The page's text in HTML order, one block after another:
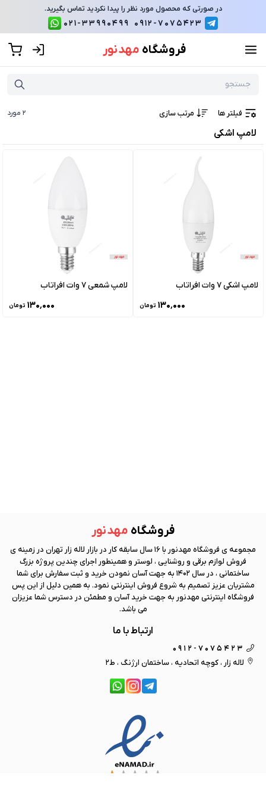
در صورتی که محصول مورد نظر را پیدا نکردید تماس بگیرید.
0912-7075423
021-33990499
فروشگاه مهد نور
فیلتر ها مرتب سازی 2 مورد
لامپ اشکی 7 وات افراتاب
۱۳۰٬۰۰۰ تومان
لامپ شمعی 7 وات افراتاب
۱۳۰٬۰۰۰ تومان
لامپ اشکی
فروشگاه مهد نور
مجموعه ی فروشگاه مهد نور
با 16 سال سابقه کار در بازار لاله زار تهران در زمینه ی
فروش لوازم برقی و روشنایی ، لوستر و همینطور اجرای چندین پروژه بزرگ
ساختمانی ، در سال 1402 به جهت آسان نمودن خرید و ثبت سفارش برای شما
مشتریان عزیز تصمیم به شروع فروش اینترنتی نمود. به همین دلیل از این پس
فروشگاه اینترنتی مهد نور به جهت خرید آسان و مطمئن در دسترس شما عزیزان
می باشد.
ارتباط با ما
0912-7075423
لاله زار ، کوچه اتحادیه ، ساختمان ارژنگ ، ط2